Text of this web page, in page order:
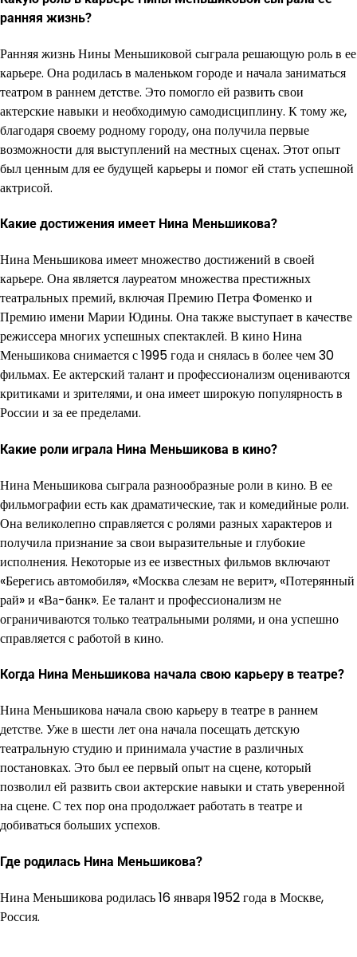
ранняя жизнь?
Ранняя жизнь Нины Меньшиковой сыграла решающую роль в ее
карьере. Она родилась в маленьком городе и начала заниматься
театром в раннем детстве. Это помогло ей развить свои
актерские навыки и необходимую самодисциплину. К тому же,
благодаря своему родному городу, она получила первые
возможности для выступлений на местных сценах. Этот опыт
был ценным для ее будущей карьеры и помог ей стать успешной
актрисой.
Какие достижения имеет Нина Меньшикова?
Нина Меньшикова имеет множество достижений в своей
карьере. Она является лауреатом множества престижных
театральных премий, включая Премию Петра Фоменко и
Премию имени Марии Юдины. Она также выступает в качестве
режиссера многих успешных спектаклей. В кино Нина
Меньшикова снимается с 1995 года и снялась в более чем 30
фильмах. Ее актерский талант и профессионализм оцениваются
критиками и зрителями, и она имеет широкую популярность в
России и за ее пределами.
Какие роли играла Нина Меньшикова в кино?
Нина Меньшикова сыграла разнообразные роли в кино. В ее
фильмографии есть как драматические, так и комедийные роли.
Она великолепно справляется с ролями разных характеров и
получила признание за свои выразительные и глубокие
исполнения. Некоторые из ее известных фильмов включают
«Берегись автомобиля», «Москва слезам не верит», «Потерянный
рай» и «Ва-банк». Ее талант и профессионализм не
ограничиваются только театральными ролями, и она успешно
справляется с работой в кино.
Когда Нина Меньшикова начала свою карьеру в театре?
Нина Меньшикова начала свою карьеру в театре в раннем
детстве. Уже в шести лет она начала посещать детскую
театральную студию и принимала участие в различных
постановках. Это был ее первый опыт на сцене, который
позволил ей развить свои актерские навыки и стать уверенной
на сцене. С тех пор она продолжает работать в театре и
добиваться больших успехов.
Где родилась Нина Меньшикова?
Нина Меньшикова родилась 16 января 1952 года в Москве,
Россия.